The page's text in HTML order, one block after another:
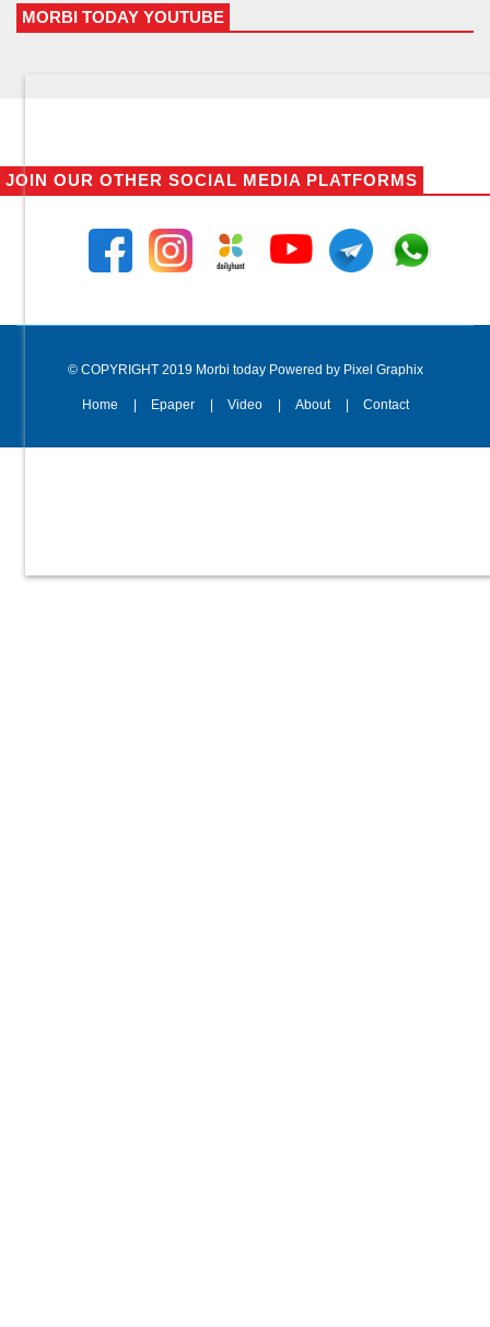
MORBI TODAY YOUTUBE
JOIN OUR OTHER SOCIAL MEDIA PLATFORMS
© COPYRIGHT 2019 Morbi today Powered by Pixel Graphix
Home Epaper Video About Contact